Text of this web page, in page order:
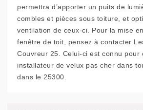
permettra d’apporter un puits de
combles et pièces sous toiture, et
ventilation de ceux-ci. Pour la mise
fenêtre de toit, pensez à contacter
Couvreur 25. Celui-ci est connu pour
installateur de velux pas cher dans
dans le 25300.